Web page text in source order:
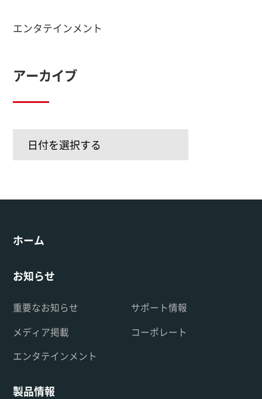
エンタテインメント
アーカイブ
ホーム
お知らせ
重要なお知らせ
サポート情報
メディア掲載
コーポレート
エンタテインメント
製品情報